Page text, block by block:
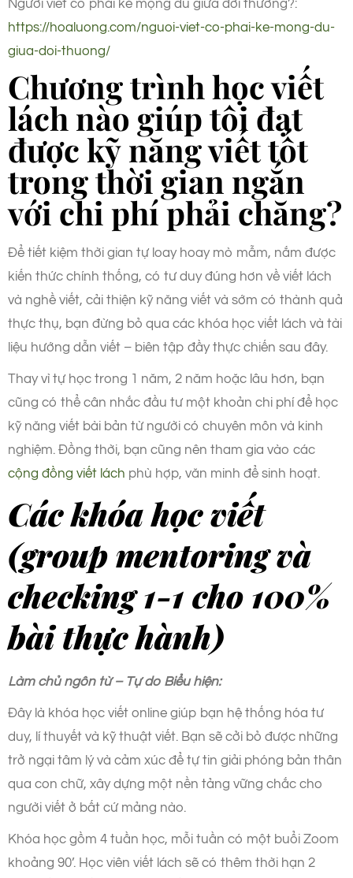
Người viết có phải kẻ mộng du giữa đời thường?:
https://hoaluong.com/nguoi-viet-co-phai-ke-mong-du-
giua-doi-thuong/
Chương trình học viết
lách nào giúp tôi đạt
được kỹ năng viết tốt
trong thời gian ngắn
với chi phí phải chăng?
Để tiết kiệm thời gian tự loay hoay mò mẫm, nắm được
kiến thức chính thống, có tư duy đúng hơn về viết lách
và nghề viết, cải thiện kỹ năng viết và sớm có thành quả
thực thụ, bạn đừng bỏ qua các khóa học viết lách và tài
liệu hướng dẫn viết – biên tập đầy thực chiến sau đây.
Thay vì tự học trong 1 năm, 2 năm hoặc lâu hơn, bạn
cũng có thể cân nhắc đầu tư một khoản chi phí để học
kỹ năng viết bài bản từ người có chuyên môn và kinh
nghiệm. Đồng thời, bạn cũng nên tham gia vào các
cộng đồng viết lách phù hợp, văn minh để sinh hoạt.
Các khóa học viết
(group mentoring và
checking 1-1 cho 100%
bài thực hành)
Làm chủ ngôn từ – Tự do Biểu hiện:
Đây là khóa học viết online giúp bạn hệ thống hóa tư
duy, lí thuyết và kỹ thuật viết. Bạn sẽ cởi bỏ được những
trở ngại tâm lý và cảm xúc để tự tin giải phóng bản thân
qua con chữ, xây dựng một nền tảng vững chắc cho
người viết ở bất cứ mảng nào.
Khóa học gồm 4 tuần học, mỗi tuần có một buổi Zoom
khoảng 90’. Học viên viết lách sẽ có thêm thời hạn 2